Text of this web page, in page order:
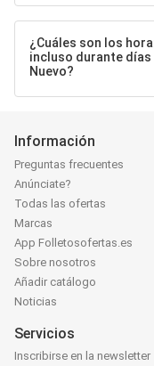
¿Cuáles son los
incluso durante
Nuevo?
Información
Preguntas frecuentes
Anúnciate?
Todas las ofertas
Marcas
App Folletosofertas.es
Sobre nosotros
Añadir catálogo
Noticias
Servicios
Inscribirse en la newsletter